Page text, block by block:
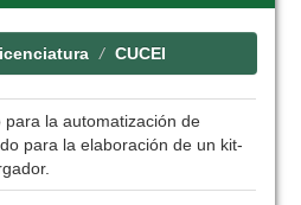
CUCEI
para la automatización de
para la elaboración de un kit-